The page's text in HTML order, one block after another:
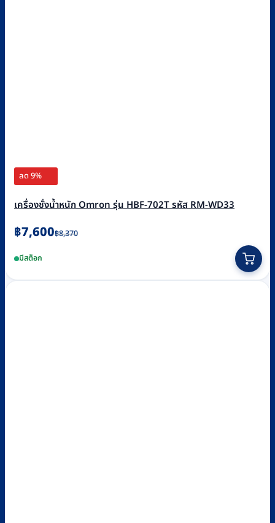
ลด 9%
เครื่องชั่งน้ำหนัก Omron รุ่น HBF-702T รหัส RM-WD33
฿8,370
Original
was:
฿8,370.
฿7,600
Current
is:
฿7,600.
มีสต็อก